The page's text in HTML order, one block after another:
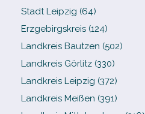
Stadt Leipzig (64)
Erzgebirgskreis (124)
Landkreis Bautzen (502)
Landkreis Görlitz (330)
Landkreis Leipzig (372)
Landkreis Meißen (391)